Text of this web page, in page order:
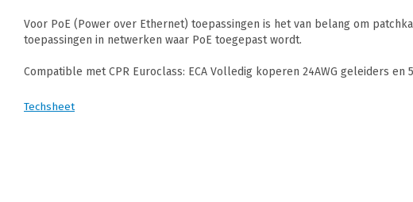
Voor PoE (Power over Ethernet) toepassingen is het van belang om
toepassingen in netwerken waar PoE toegepast wordt.
Compatible met CPR Euroclass: ECA Volledig koperen 24AWG geleiders en
Techsheet